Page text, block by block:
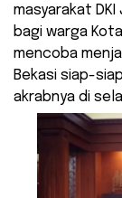
masyarakat
bagi warga
mencoba
Bekasi siap-
akrabnya di